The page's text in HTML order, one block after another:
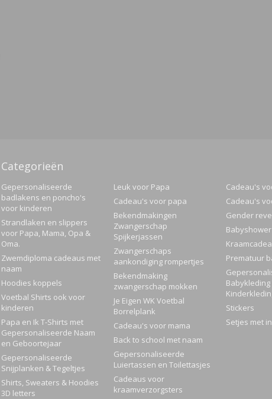
Categorieën
Gepersonaliseerde
badlakens en poncho's
voor kinderen
Strandlaken en slippers
voor Papa, Mama, Opa &
Oma.
Zwemdiploma cadeaus met
naam
Hoodies koppels
Voetbal Shirts ook voor
kinderen
Papa en Ik T-Shirts met
Gepersonaliseerde Naam
en Geboortejaar
Gepersonaliseerde
Snijplanken & Tegeltjes
Shirts, Sweaters & Hoodies
3D letters
Leuk voor Papa
Cadeau's voor papa
Bekendmakingen
Zwangerschap
Spijkerjassen
Zwangerschaps
aankondiging rompertjes
Bekendmaking
zwangerschap mokken
Je Eigen WK Voetbal
Borrelplank
Cadeau's voor mama
Back to school met naam
Gepersonaliseerde
Luiertassen en Toilettasjes
Cadeaus voor
kraamverzorgsters
Cadeau's
Cadeau's
Gender
Prematuur
Babykleding
Stickers
Setjes met